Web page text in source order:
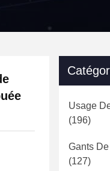
Usage
(196)
Gants
(127)